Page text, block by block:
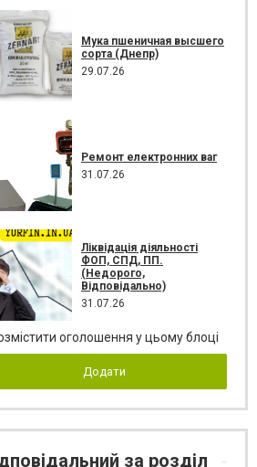
Мука пшеничная высшего
сорта (Днепр)
29.07.26
Ремонт електронних ваг
31.07.26
Ліквідація діяльності
ФОП, СПД, ПП.
(Недорого,
Відповідально)
31.07.26
оголошення у цьому блоці
Додати
за розділ